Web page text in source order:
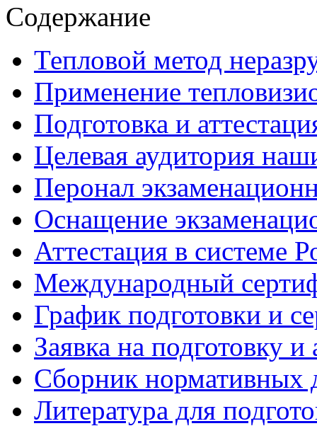
Содержание
Тепловой метод
Применение
Подготовка и
Целевая аудитория
Перонал
Оснащение
Аттестация в системе
Международный
График подготовки и
Заявка на подготовку и
Сборник нормативных
Литература для